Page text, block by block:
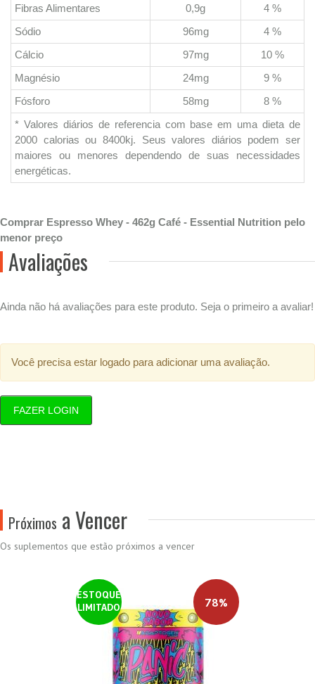
Fibras Alimentares 0,9g
4 %
Sódio
96mg
4 %
Cálcio
97mg
10 %
Magnésio
24mg
9 %
Fósforo
58mg
8 %
* Valores diários de referencia com base em uma dieta de
2000 calorias ou 8400kj. Seus valores diários podem ser
maiores ou menores dependendo de suas necessidades
energéticas.
Comprar Espresso Whey - 462g Café - Essential Nutrition pelo
menor preço
Avaliações
Ainda não há avaliações para este produto. Seja o primeiro a avaliar!
Você precisa estar logado para adicionar uma avaliação.
FAZER LOGIN
Próximos a Vencer
Os suplementos que estão próximos a vencer
ESTOQUE
LIMITADO
78%